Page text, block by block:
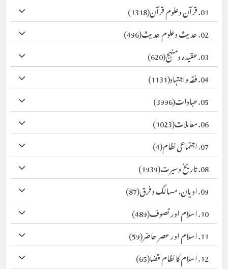
01. قرآن وعلوم قرآن
(1318)
02. حدیث وعلوم حدیث
(496)
03. عقیدہ ومنہج
(620)
04. فقہ واجتہاد
(1131)
05. عبادات
(3996)
06. معاملات
(1023)
07. اجتماعی نظام
(4)
08. تاریخ وسیرت
(1939)
09. ادیان، مسالک وفرق
(87)
10. اسلام اور تصوف
(489)
11. اسلام اور عصر حاضر
(59)
12. اسلام کا نظام قضا
(65)